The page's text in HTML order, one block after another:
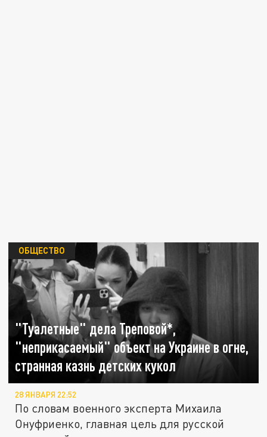
"Туалетные" дела Треповой*,
"неприкасаемый" объект на Украине в огне,
странная казнь детских кукол
ОБЩЕСТВО
28 ЯНВАРЯ 22:52
По словам военного эксперта Михаила
Онуфриенко, главная цель для русской